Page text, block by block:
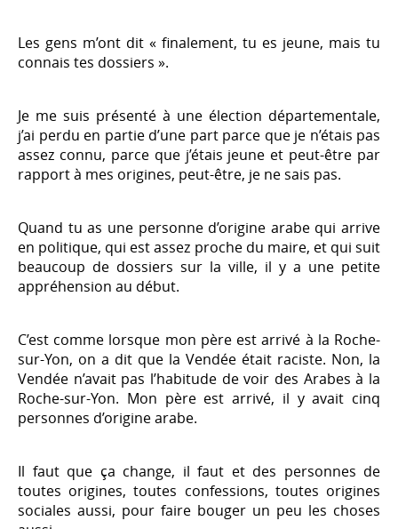
Les gens m’ont dit « finalement, tu es jeune, mais tu
connais tes dossiers ».
Je me suis présenté à une élection départementale,
j’ai perdu en partie d’une part parce que je n’étais pas
assez connu, parce que j’étais jeune et peut-être par
rapport à mes origines, peut-être, je ne sais pas.
Quand tu as une personne d’origine arabe qui arrive
en politique, qui est assez proche du maire, et qui suit
beaucoup de dossiers sur la ville, il y a une petite
appréhension au début.
C’est comme lorsque mon père est arrivé à la Roche-
sur-Yon, on a dit que la Vendée était raciste. Non, la
Vendée n’avait pas l’habitude de voir des Arabes à la
Roche-sur-Yon. Mon père est arrivé, il y avait cinq
personnes d’origine arabe.
Il faut que ça change, il faut et des personnes de
toutes origines, toutes confessions, toutes origines
sociales aussi, pour faire bouger un peu les choses